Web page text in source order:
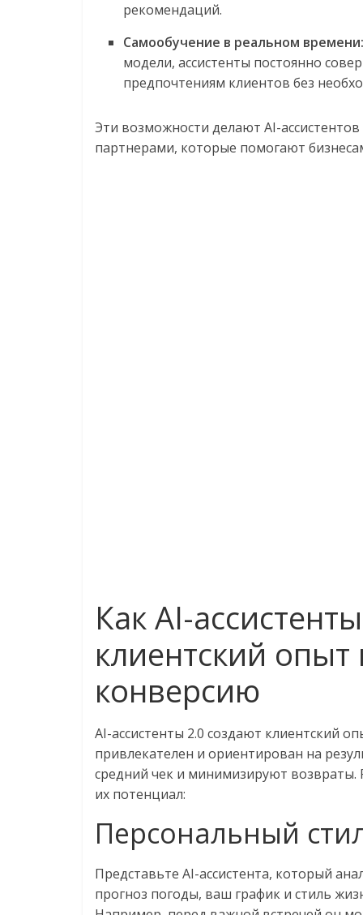
рекомендаций.
Самообучение в реальном времени:
модели, ассистенты постоянно
предпочтениям клиентов без
Эти возможности делают AI-
партнерами, которые помогают
Как AI-
клиентский
конверсию
AI-ассистенты 2.0 создают клиентский
привлекателен и ориентирован на
средний чек и минимизируют
их потенциал:
Персональный
Представьте AI-ассистента, который
прогноз погоды, ваш график и стиль